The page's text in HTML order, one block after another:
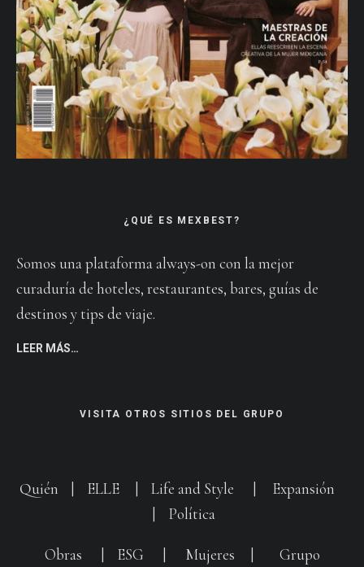
¿QUÉ ES MEXBEST?
Somos una plataforma always-on con la mejor
curaduría de hoteles, restaurantes, bares, guías de
destinos y tips de viaje.
LEER MÁS…
VISITA OTROS SITIOS DEL GRUPO
Quién ELLE Life and Style
Expansión
Política
Obras ESG Mujeres Grupo